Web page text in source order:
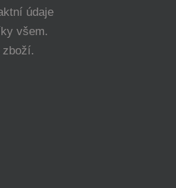
údaje
všem.
zboží.